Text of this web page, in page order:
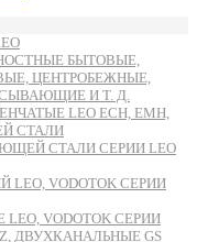
БЫТОВЫЕ,
ЦЕНТРОБЕЖНЫЕ,
И Т. Д.
LEO ECH, EMH,
СТАЛИ
СТАЛИ СЕРИИ LEO
VODOTOK СЕРИИ
VODOTOK СЕРИИ
ДВУХКАНАЛЬНЫЕ GS